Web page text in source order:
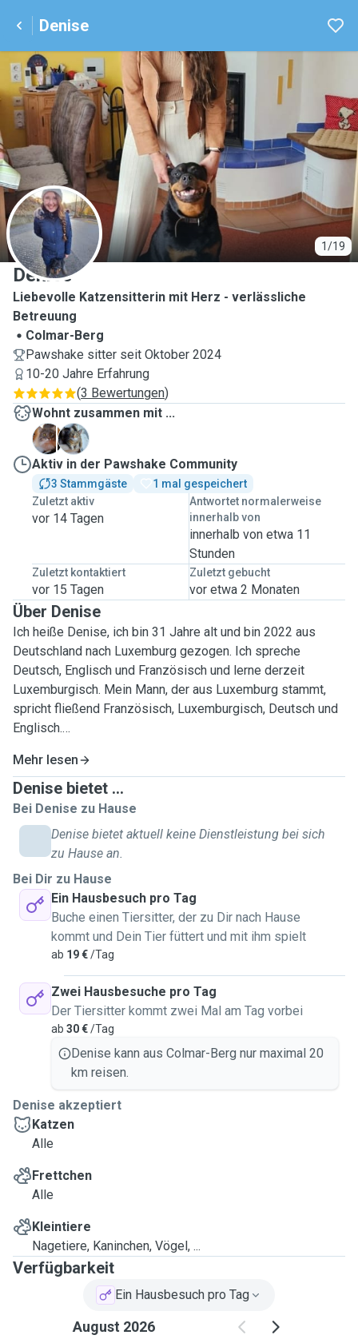
Denise
1/19
D
Denise
Liebevolle Katzensitterin mit Herz - verlässliche
Betreuung
Colmar-Berg
Pawshake sitter seit Oktober 2024
10-20 Jahre Erfahrung
(3 Bewertungen)
Wohnt zusammen mit ...
F
F
Aktiv in der Pawshake Community
3 Stammgäste
1 mal gespeichert
Zuletzt aktiv
vor 14 Tagen
Antwortet normalerweise
innerhalb von
innerhalb von etwa 11
Stunden
Zuletzt kontaktiert
vor 15 Tagen
Zuletzt gebucht
vor etwa 2 Monaten
Über Denise
Ich heiße Denise, ich bin 31 Jahre alt und bin 2022 aus
Deutschland nach Luxemburg gezogen. Ich spreche
Deutsch, Englisch und Französisch und lerne derzeit
Luxemburgisch. Mein Mann, der aus Luxemburg stammt,
spricht fließend Französisch, Luxemburgisch, Deutsch und
Englisch.
Schon mein ganzes Leben lang sind Tiere ein fester
Bestandteil meines Alltags. Von Meerschweinchen, Hasen,
Degus und Vögeln bis hin zu Katzen und Hunden – ich habe
eine tiefe Verbindung zu Tieren und verstehe ihre
Bedürfnisse bestens. Aktuell lebe ich mit meinem Mann,
unseren Katzen und unserem Hund in einem gemütlichen
Haus in Colmar-Berg.
Mir liegt es besonders am Herzen, Tierbesitzer zu
unterstützen und sicherzustellen, dass ihre geliebten
Vierbeiner in ihrer Abwesenheit bestens versorgt sind. Ob
Füttern, Spielen oder einfach nur Gesellschaft leisten – ich
kümmere mich mit viel Liebe und Geduld um jede Katze, als
wäre es meine eigene.
Ich bin werktags vor und nach meiner Arbeit (8-17 Uhr)
verfügbar und an den Wochenenden flexibel. Wenn Sie also
Leidenschaft um Ihre Katze kümmert, bin ich die richtige
Wahl!
Mehr lesen
Denise bietet ...
Bei Denise zu Hause
Denise bietet aktuell keine Dienstleistung bei sich
zu Hause an.
Bei Dir zu Hause
Ein Hausbesuch pro Tag
Buche einen Tiersitter, der zu Dir nach Hause
kommt und Dein Tier füttert und mit ihm spielt
ab 19 €/Tag
Zwei Hausbesuche pro Tag
Der Tiersitter kommt zwei Mal am Tag vorbei
ab 30 €/Tag
Denise kann aus Colmar-Berg nur maximal 20
km reisen.
Denise akzeptiert
Katzen
Alle
Frettchen
Alle
Kleintiere
Nagetiere, Kaninchen, Vögel, ...
Verfügbarkeit
Ein Hausbesuch pro Tag
August 2026